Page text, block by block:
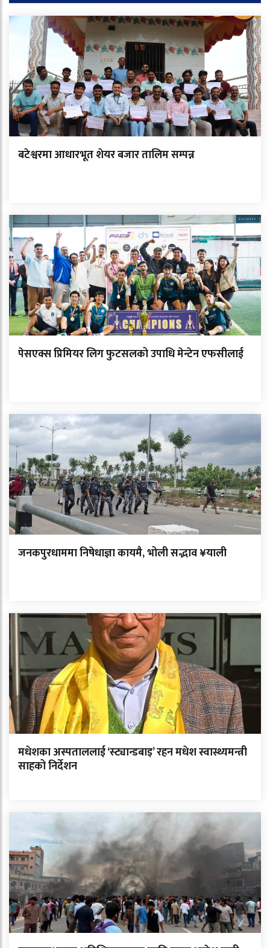
बटेश्वरमा आधारभूत शेयर बजार तालिम सम्पन्न
पेसएक्स प्रिमियर लिग फुटसलको उपाधि मेन्टेन एफसीलाई
जनकपुरधाममा निषेधाज्ञा कायमै, भोली सद्भाव ¥याली
मधेशका अस्पताललाई ‘स्ट्यान्डबाइ’ रहन मधेश स्वास्थ्यमन्त्री
साहको निर्देशन